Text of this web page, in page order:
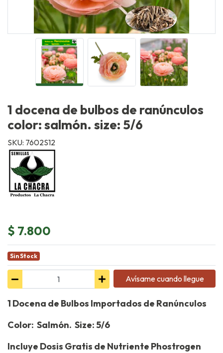
1 docena de bulbos de ranúnculos
color: salmón. size: 5/6
SKU: 7602S12
$ 7.800
Sin Stock
Avísame cuando llegue
1 Docena de Bulbos Importados de Ranúnculos
Color: Salmón. Size: 5/6
Incluye Dosis Gratis de Nutriente Phostrogen